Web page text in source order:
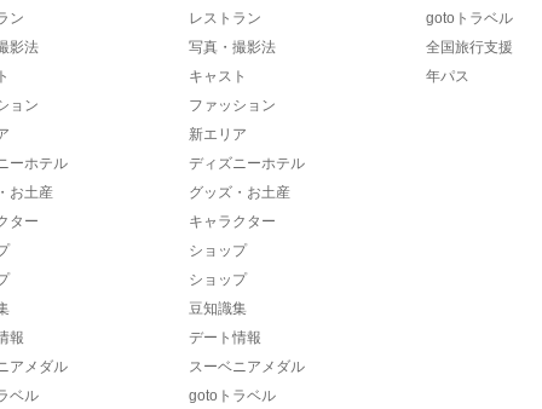
ン
影法
ョン
ーホテル
お土産
ター
報
アメダル
ベル
レストラン
写真・撮影法
キャスト
ファッション
新エリア
ディズニーホテル
グッズ・お土産
キャラクター
ショップ
ショップ
豆知識集
デート情報
スーベニアメダル
gotoトラベル
gotoトラベル
全国旅行支援
年パス